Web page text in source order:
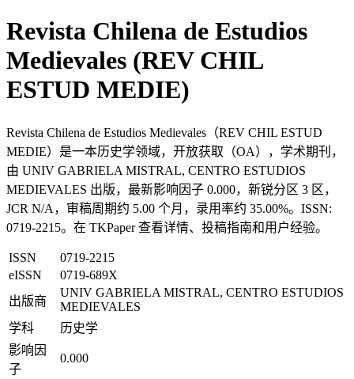
Revista Chilena de Estudios
Medievales (REV CHIL
ESTUD MEDIE)
Revista Chilena de Estudios Medievales（REV CHIL ESTUD
MEDIE）是一本历史学领域，开放获取（OA），学术期刊，
由 UNIV GABRIELA MISTRAL, CENTRO ESTUDIOS
MEDIEVALES 出版，最新影响因子 0.000，新锐分区 3 区，
JCR N/A，审稿周期约 5.00 个月，录用率约 35.00%。ISSN:
0719-2215。在 TKPaper 查看详情、投稿指南和用户经验。
ISSN
0719-2215
eISSN
0719-689X
出版商
UNIV GABRIELA MISTRAL, CENTRO ESTUDIOS
MEDIEVALES
学科
历史学
影响因
子
0.000